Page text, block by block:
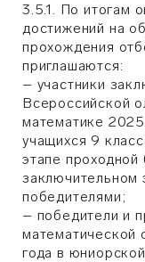
3.5.1. По итогам
достижений на
прохождения
приглашаются:
– участники
Всероссийской
математике
учащихся 9
этапе проходной
заключительном
победителями;
– победители и
года в